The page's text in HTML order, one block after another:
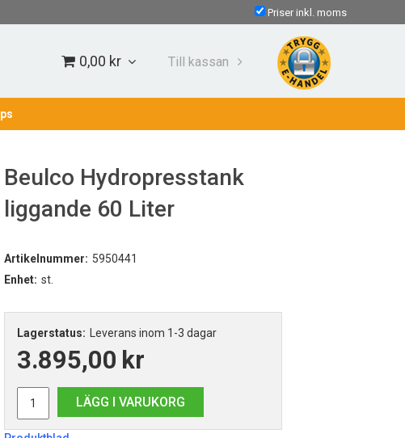
Priser inkl. moms
0,00 kr Till kassan
Beulco Hydropresstank
liggande 60 Liter
Artikelnummer: 5950441
Enhet: st.
Lagerstatus: Leverans inom 1-3 dagar
3.895,00 kr
LÄGG I VARUKORG